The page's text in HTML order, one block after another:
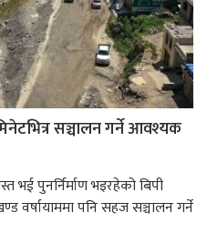
सञ्चालन गर्ने आवश्यक
भई पुनर्निर्माण भइरहेको बिपी
वर्षायाममा पनि सहज सञ्चालन गर्ने